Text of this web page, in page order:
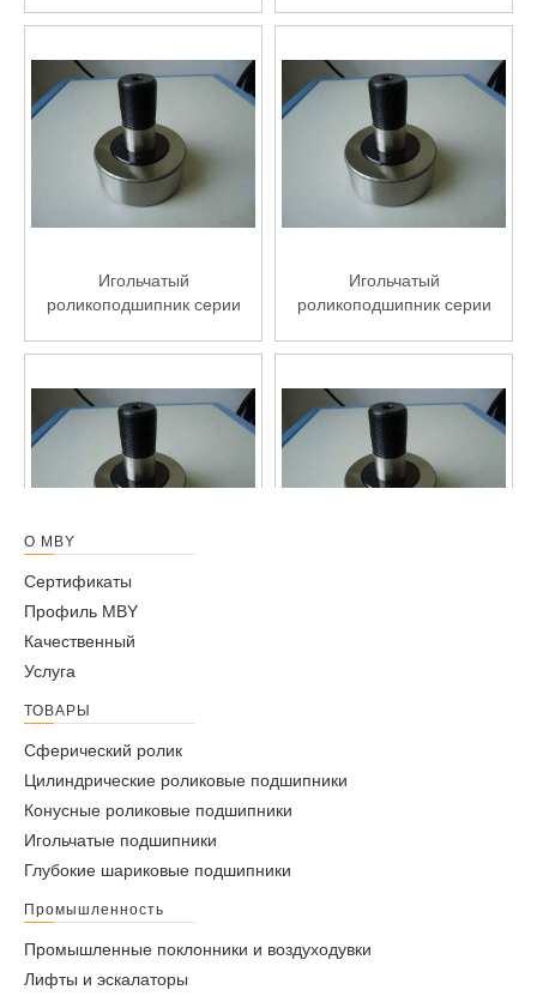
Игольчатый
роликоподшипник серии
Игольчатый
роликоподшипник серии
Игольчатый
роликоподшипник серии
роликоподшипник серии
CF12.1UUR
роликоподшипник серии
О MBY
Сертификаты
Профиль MBY
Качественный
Услуга
ТОВАРЫ
Сферический ролик
Цилиндрические роликовые подшипники
Конусные роликовые подшипники
Игольчатые подшипники
Глубокие шариковые подшипники
Промышленность
Промышленные поклонники и воздуходувки
Лифты и эскалаторы